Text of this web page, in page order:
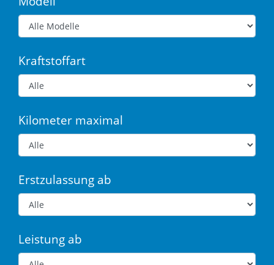
Kraftstoffart
Kilometer maximal
Erstzulassung ab
Leistung ab